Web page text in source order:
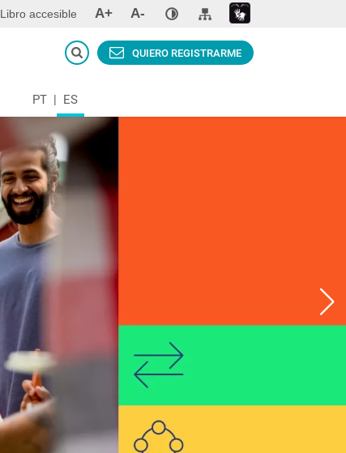
Libro accesible A+ A-
PT | ES
QUIERO REGISTRARME